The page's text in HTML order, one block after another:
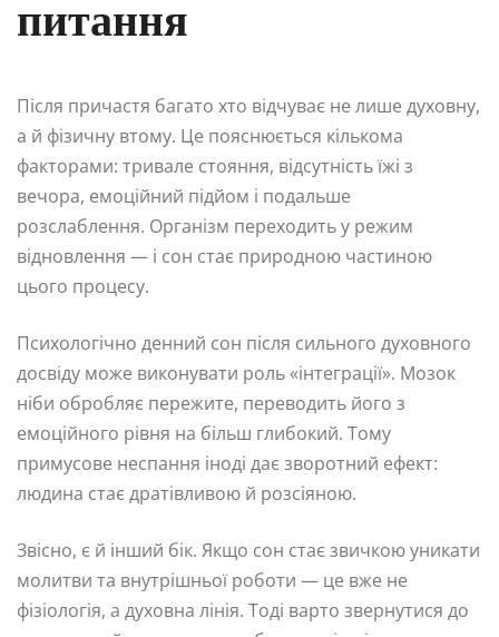
питання
Після причастя багато хто відчуває не лише духовну,
а й фізичну втому. Це пояснюється кількома
факторами: тривале стояння, відсутність їжі з
вечора, емоційний підйом і подальше
розслаблення. Організм переходить у режим
відновлення — і сон стає природною частиною
цього процесу.
Психологічно денний сон після сильного духовного
досвіду може виконувати роль «інтеграції». Мозок
ніби обробляє пережите, переводить його з
емоційного рівня на більш глибокий. Тому
примусове неспання іноді дає зворотний ефект:
людина стає дратівливою й розсіяною.
Звісно, є й інший бік. Якщо сон стає звичкою уникати
молитви та внутрішньої роботи — це вже не
фізіологія, а духовна лінія. Тоді варто звернутися до